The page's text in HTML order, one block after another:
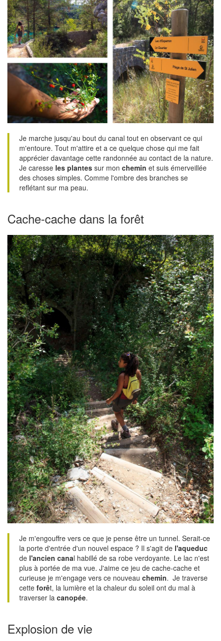
Je marche jusqu'au bout du canal tout en observant ce qui
m'entoure. Tout m'attire et a ce quelque chose qui me fait
apprécier davantage cette randonnée au contact de la nature.
Je caresse les plantes sur mon chemin et suis émerveillée
des choses simples. Comme l'ombre des branches se
reflétant sur ma peau.
Cache-cache dans la forêt
Je m'engouffre vers ce que je pense être un tunnel. Serait-ce
la porte d'entrée d'un nouvel espace ? Il s'agit de l'aqueduc
de l'ancien canal habillé de sa robe verdoyante. Le lac n'est
plus à portée de ma vue. J'aime ce jeu de cache-cache et
curieuse je m'engage vers ce nouveau chemin. Je traverse
cette forêt, la lumière et la chaleur du soleil ont du mal à
traverser la canopée.
Explosion de vie